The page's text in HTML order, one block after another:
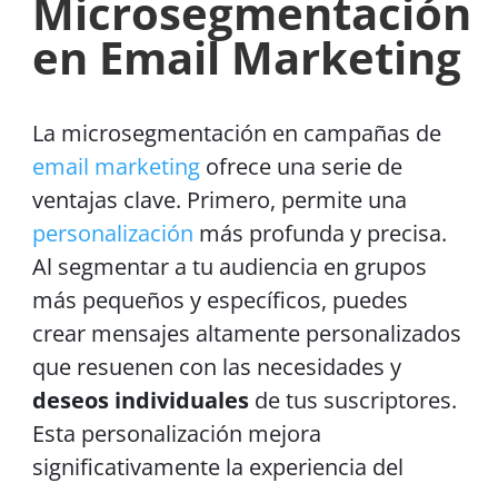
Microsegmentación
en Email Marketing
La microsegmentación en campañas de
email marketing ofrece una serie de
ventajas clave. Primero, permite una
personalización más profunda y precisa.
Al segmentar a tu audiencia en grupos
más pequeños y específicos, puedes
crear mensajes altamente personalizados
que resuenen con las necesidades y
deseos individuales de tus suscriptores.
Esta personalización mejora
significativamente la experiencia del